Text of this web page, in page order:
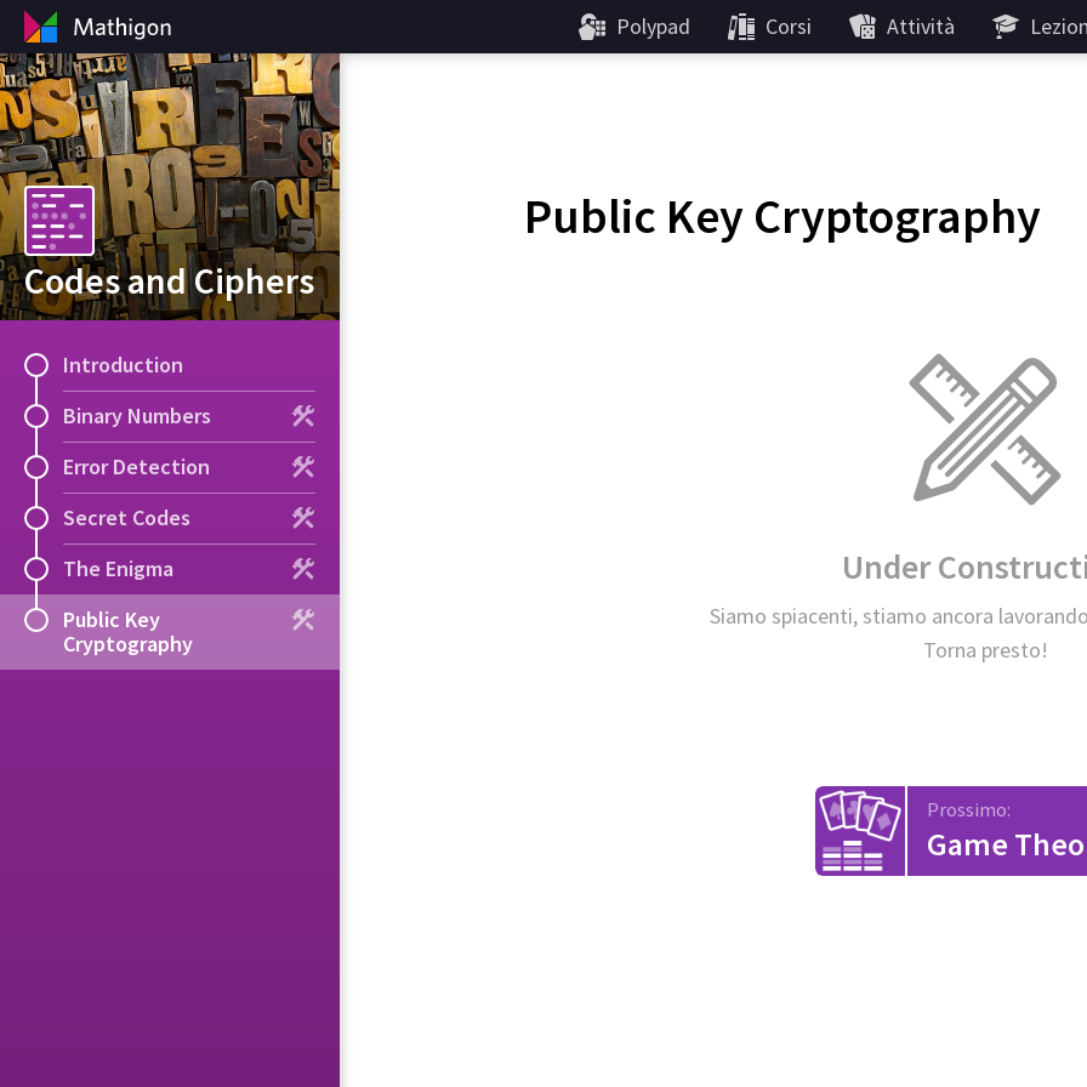
Polypad Corsi Attività
Codes and Ciphers
Introduction
Binary Numbers
Error Detection
Secret Codes
The Enigma
Public Key
Cryptography
Public Key Cryptography
Under
Siamo spiacenti, stiamo ancora
Torna presto!
Prossimo:
Game